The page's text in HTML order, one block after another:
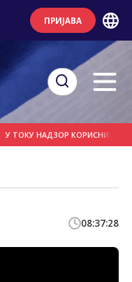
ПРИЈАВА
У ТОКУ НАДЗОР КОРИСНИКА
08:37:28